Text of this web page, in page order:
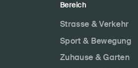
Bereich
Strasse & Verkehr
Sport & Bewegung
Zuhause & Garten